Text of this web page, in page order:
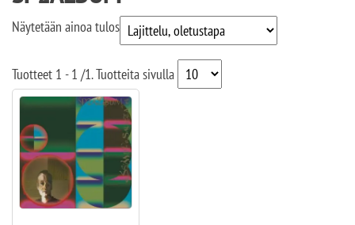
Näytetään ainoa tulos
Tuotteet 1 - 1 /1. Tuotteita sivulla